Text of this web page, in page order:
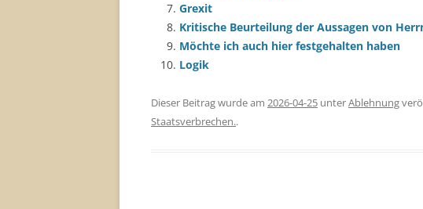
Grexit
Kritische Beurteilung der Aussagen von
Möchte ich auch hier festgehalten haben
Logik
Dieser Beitrag wurde am 2026-04-25 unterAblehnung
Staatsverbrechen..